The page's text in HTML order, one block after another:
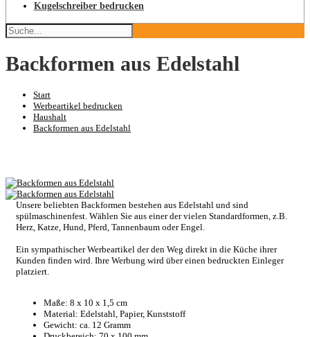
Kugelschreiber bedrucken
Backformen aus Edelstahl
Start
Werbeartikel bedrucken
Haushalt
Backformen aus Edelstahl
Unsere beliebten Backformen bestehen aus Edelstahl und sind
spülmaschinenfest. Wählen Sie aus einer der vielen Standardformen, z.B.
Herz, Katze, Hund, Pferd, Tannenbaum oder Engel.
Ein sympathischer Werbeartikel der den Weg direkt in die Küche ihrer
Kunden finden wird. Ihre Werbung wird über einen bedruckten Einleger
platziert.
Maße: 8 x 10 x 1,5 cm
Material: Edelstahl, Papier, Kunststoff
Gewicht: ca. 12 Gramm